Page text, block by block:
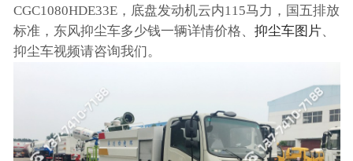
CGC1080HDE33E，底盘发动机云内115马力，国五排放
标准，东风抑尘车多少钱一辆详情价格、 抑尘车图片、
抑尘车视频请咨询我们。